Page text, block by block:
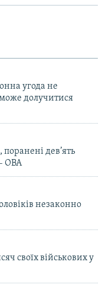
угода не
долучитися
дев’ять
ОВА
незаконно
своїх військових у